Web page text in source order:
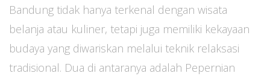
Bandung tidak hanya terkenal dengan wisata
belanja atau kuliner, tetapi juga memiliki kekayaan
budaya yang diwariskan melalui teknik relaksasi
tradisional. Dua di antaranya adalah Pepernian